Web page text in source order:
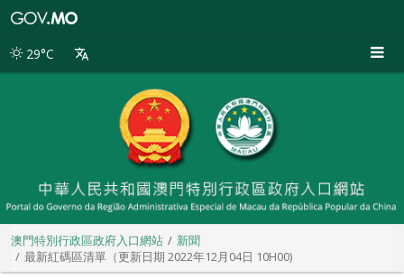
別
29°C
澳門特別行政區政府入口網站
新聞
最新紅碼區清單（更新日期 2022年12月04日 10H00)